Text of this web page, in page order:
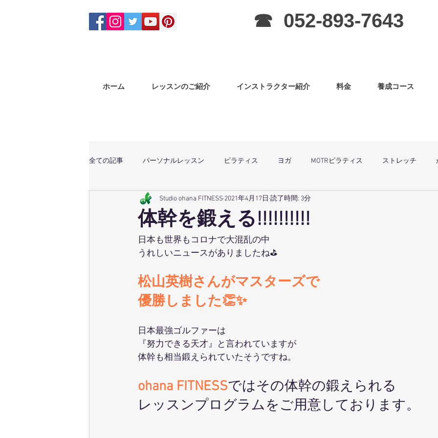
☎ 052-893-7643
ホーム レッスンのご紹介 インストラクター紹介 料金 養成コース
全ての記事 パーソナルレッスン ピラティス ヨガ MOTRピラティス ストレッチ
体幹トレーニング マサラバングラ ピラティス（子連OK）
ウェーブストレッチ 足育 ohanaStyleDiet
テクニカル養成コース パーソナルストレッチ 解剖学セミナー
体幹を鍛える!!!!!!!!!!
Studio ohana FITNESS 2021年4月17日 読了時間: 3分
日本も世界もコロナで大混乱の中
うれしいニュースがありましたね⛳
松山英樹さんがマスターズで
優勝しました👏✨
日本最強ゴルファーは
『努力できる天才』と言われていますが
体幹も相当鍛えられていたそうですね。
ohana FITNESSではその体幹の鍛えられる
レッスンプログラムをご用意しております。